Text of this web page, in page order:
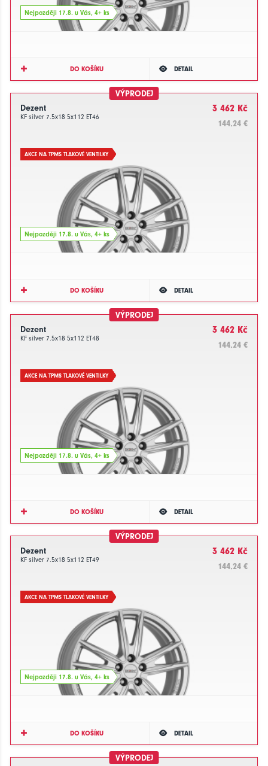
Nejpozději 17.8. u Vás, 4+ ks
DO KOŠÍKU DETAIL
VÝPRODEJ
Dezent
KF silver 7.5x18 5x112 ET46
3 462 Kč
144.24 €
AKCE NA TPMS TLAKOVÉ VENTILKY
Nejpozději 17.8. u Vás, 4+ ks
DO KOŠÍKU DETAIL
VÝPRODEJ
Dezent
KF silver 7.5x18 5x112 ET48
3 462 Kč
144.24 €
AKCE NA TPMS TLAKOVÉ VENTILKY
Nejpozději 17.8. u Vás, 4+ ks
DO KOŠÍKU DETAIL
VÝPRODEJ
Dezent
KF silver 7.5x18 5x112 ET49
3 462 Kč
144.24 €
AKCE NA TPMS TLAKOVÉ VENTILKY
Nejpozději 17.8. u Vás, 4+ ks
DO KOŠÍKU DETAIL
VÝPRODEJ